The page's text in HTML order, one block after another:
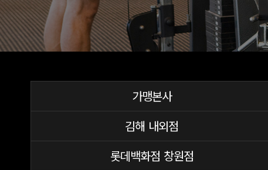
가맹본사
김해 내외점
롯데백화점 창원점